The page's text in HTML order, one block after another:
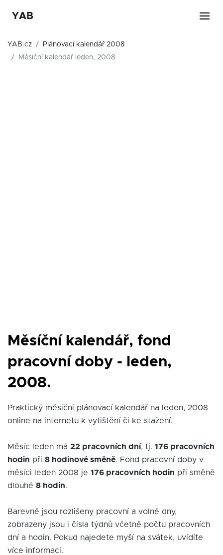
YAB
YAB.cz
Plánovací kalendář 2008
Měsíční kalendář leden, 2008
Měsíční kalendář, fond
pracovní doby - leden,
2008.
Praktický měsíční plánovací kalendář na leden, 2008
online na internetu k vytištění či ke stažení.
Měsíc leden má 22 pracovních dní, tj. 176 pracovních
hodin při 8 hodinové směně. Fond pracovní doby v
měsíci leden 2008 je 176 pracovních hodin při směně
dlouhé 8 hodin.
Barevně jsou rozlišeny pracovní a volné dny,
zobrazeny jsou i čísla týdnů včetně počtu pracovních
dní a hodin. Pokud najedete myší na svátek, uvídíte
více informací.